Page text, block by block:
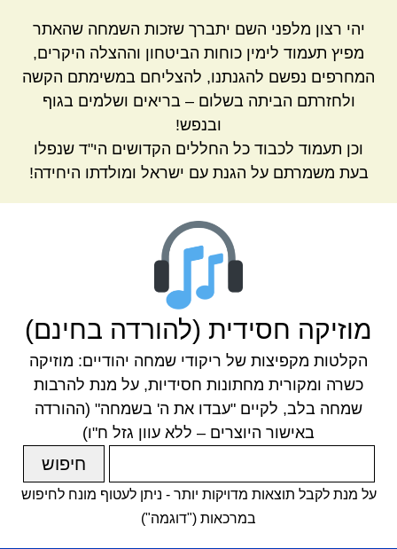
יהי רצון מלפני השם יתברך שזכות השמחה שהאתר
מפיץ תעמוד לימין כוחות הביטחון וההצלה היקרים,
המחרפים נפשם להגנתנו, להצליחם במשימתם הקשה
ולחזרתם הביתה בשלום – בריאים ושלמים בגוף
ובנפש!
וכן תעמוד לכבוד כל החללים הקדושים הי"ד שנפלו
בעת משמרתם על הגנת עם ישראל ומולדתו היחידה!
מוזיקה חסידית (להורדה בחינם)
הקלטות מקפיצות של ריקודי שמחה יהודיים: מוזיקה
כשרה ומקורית מחתונות חסידיות, על מנת להרבות
שמחה בלב, לקיים "עבדו את ה' בשמחה" (ההורדה
באישור היוצרים – ללא עוון גזל ח"ו)
על מנת לקבל תוצאות מדויקות יותר - ניתן לעטוף מונח לחיפוש
במרכאות ("דוגמה")